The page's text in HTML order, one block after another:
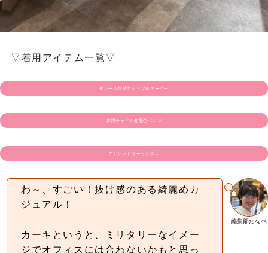
▽着用アイテム一覧▽
袖レース切替カットプルオーバー
麻調チャイナ釦配色パンツ
アシンメトリーサンダル
編集部たなべ
わ～、すごい！抜け感のある綺麗めカ
ジュアル！
カーキというと、ミリタリーなイメー
ジでオフィスには合わないかもと思っ